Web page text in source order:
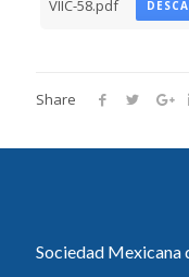
VIIC-58.pdf
Share
Sociedad